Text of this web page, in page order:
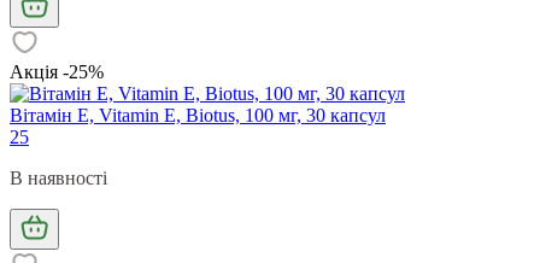
Акція -25%
Вітамін Е, Vitamin Е, Biotus, 100 мг, 30 капсул
25
В наявності